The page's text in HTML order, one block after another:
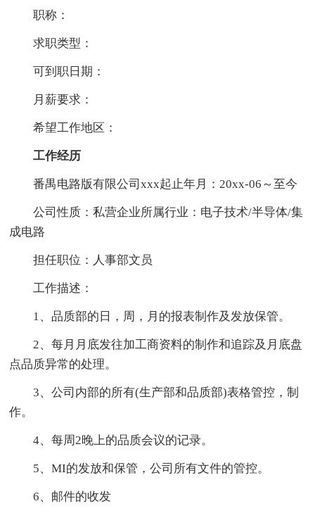
职称：
求职类型：
可到职日期：
月薪要求：
希望工作地区：
工作经历
番禺电路版有限公司xxx起止年月：20xx-06～至今
公司性质：私营企业所属行业：电子技术/半导体/集
成电路
担任职位：人事部文员
工作描述：
1、品质部的日，周，月的报表制作及发放保管。
2、每月月底发往加工商资料的制作和追踪及月底盘
点品质异常的处理。
3、公司内部的所有(生产部和品质部)表格管控，制
作。
4、每周2晚上的品质会议的记录。
5、MI的发放和保管，公司所有文件的管控。
6、邮件的收发